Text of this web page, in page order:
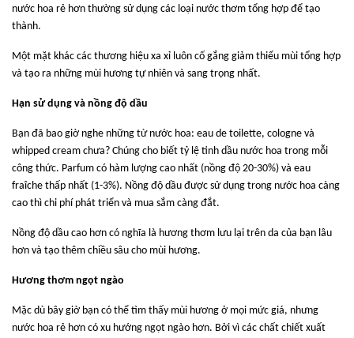
nước hoa rẻ hơn thường sử dụng các loại nước thơm tổng hợp để tạo
thành.
Một mặt khác các thương hiệu xa xỉ luôn cố gắng giảm thiểu mùi tổng hợp
và tạo ra những mùi hương tự nhiên và sang trọng nhất.
Hạn sử dụng và nồng độ dầu
Bạn đã bao giờ nghe những từ nước hoa: eau de toilette, cologne và
whipped cream chưa? Chúng cho biết tỷ lệ tinh dầu nước hoa trong mỗi
công thức. Parfum có hàm lượng cao nhất (nồng độ 20-30%) và eau
fraîche thấp nhất (1-3%). Nồng độ dầu được sử dụng trong nước hoa càng
cao thì chi phí phát triển và mua sắm càng đắt.
Nồng độ dầu cao hơn có nghĩa là hương thơm lưu lại trên da của bạn lâu
hơn và tạo thêm chiều sâu cho mùi hương.
Hương thơm ngọt ngào
Mặc dù bây giờ bạn có thể tìm thấy mùi hương ở mọi mức giá, nhưng
nước hoa rẻ hơn có xu hướng ngọt ngào hơn. Bởi vì các chất chiết xuất